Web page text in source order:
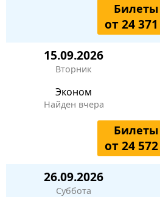
Билеты
от 24
15.09.2026
Вторник
Эконом
Найден вчера
Билеты
от 24
26.09.2026
Суббота